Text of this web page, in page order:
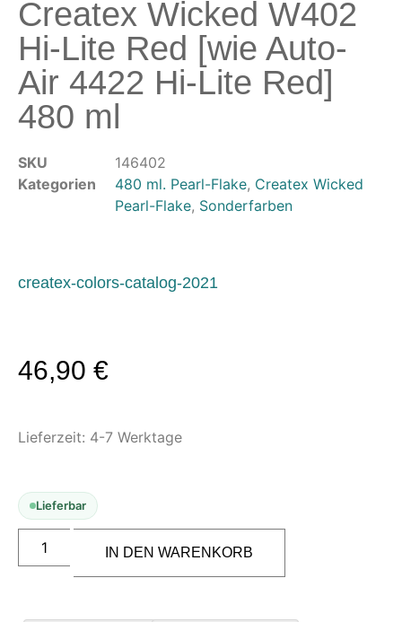
Modellbau-Zubehör
Untergründe & Papier
Oberflächenvorbereitung &
Bearbeitung
Spachtelmasse & Sprühspachtel
Sandstrahlen & Spezialbehandlungen
Maskierung & Schablonen
Airbrush-Reiniger
Luftreinigung & Filter
Spezialliteratur & Anleitungen
Gutscheine
Createx Wicked W402
Hi-Lite Red [wie Auto-
Air 4422 Hi-Lite Red]
480 ml
SKU
146402
Kategorien
480 ml. Pearl-Flake, Createx Wicked
Pearl-Flake, Sonderfarben
createx-colors-catalog-2021
46,90 €
Lieferzeit: 4-7 Werktage
Lieferbar
IN DEN WARENKORB